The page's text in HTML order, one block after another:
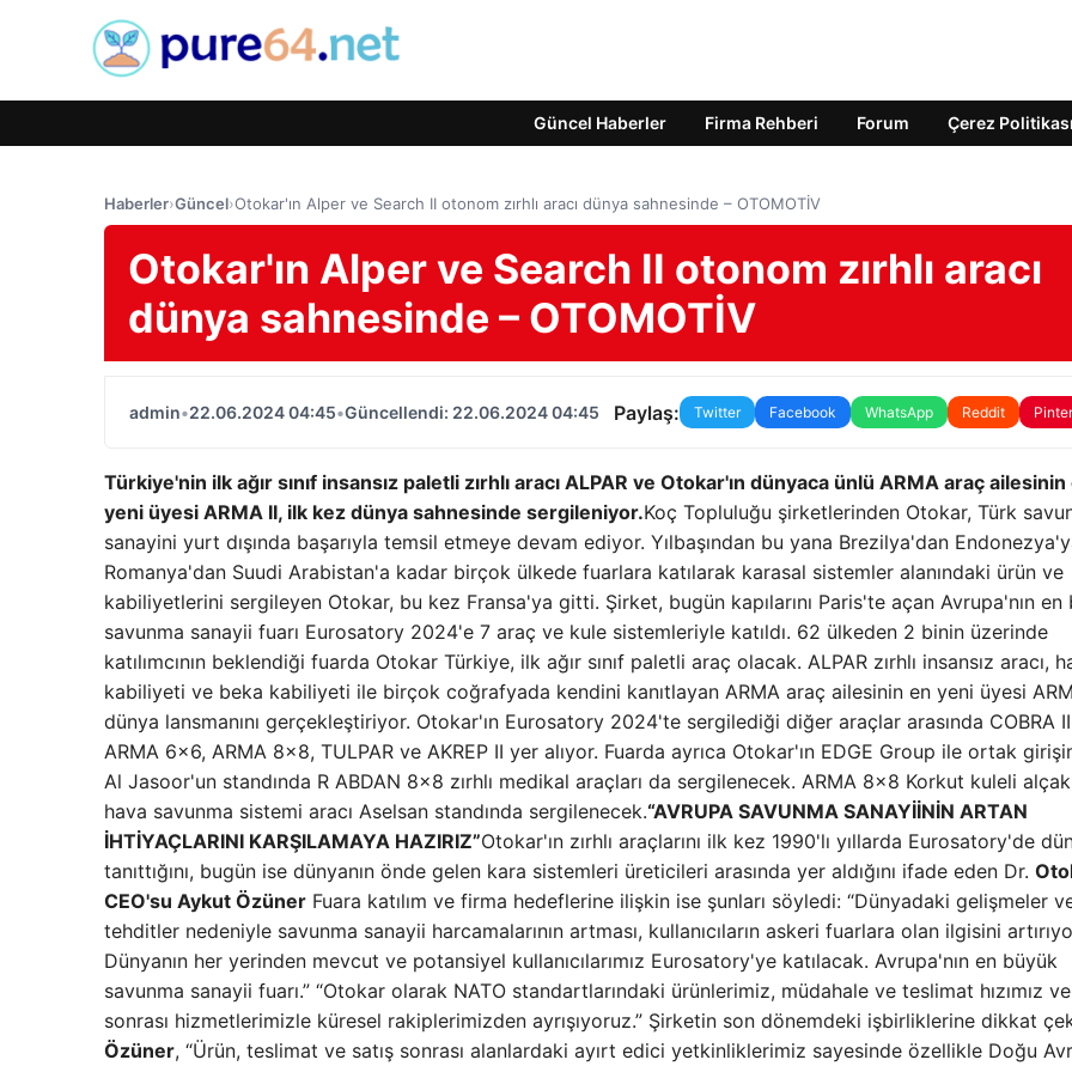
Güncel Haberler Firma Rehberi Forum Çerez Politikası
Haberler›Güncel›Otokar'ın Alper ve Search II otonom zırhlı aracı dünya sahnesinde – OTOMOTİV
Otokar'ın Alper ve Search II otonom zırhlı aracı
dünya sahnesinde – OTOMOTİV
admin•22.06.2024 04:45•Güncellendi: 22.06.2024 04:45 Paylaş: Twitter Facebook WhatsApp Reddit
Türkiye'nin ilk ağır sınıf insansız paletli zırhlı aracı ALPAR ve Otokar'ın dünyaca ünlü ARMA araç ailesinin
yeni üyesi ARMA II, ilk kez dünya sahnesinde sergileniyor.Koç Topluluğu şirketlerinden Otokar, Türk
sanayini yurt dışında başarıyla temsil etmeye devam ediyor. Yılbaşından bu yana Brezilya'dan
Romanya'dan Suudi Arabistan'a kadar birçok ülkede fuarlara katılarak karasal sistemler alanındaki ürün ve
kabiliyetlerini sergileyen Otokar, bu kez Fransa'ya gitti. Şirket, bugün kapılarını Paris'te açan Avrupa'nın en
savunma sanayii fuarı Eurosatory 2024'e 7 araç ve kule sistemleriyle katıldı. 62 ülkeden 2 binin üzerinde
katılımcının beklendiği fuarda Otokar Türkiye, ilk ağır sınıf paletli araç olacak. ALPAR zırhlı insansız aracı,
kabiliyeti ve beka kabiliyeti ile birçok coğrafyada kendini kanıtlayan ARMA araç ailesinin en yeni üyesi
dünya lansmanını gerçekleştiriyor. Otokar'ın Eurosatory 2024'te sergilediği diğer araçlar arasında COBRA
ARMA 6×6, ARMA 8×8, TULPAR ve AKREP II yer alıyor. Fuarda ayrıca Otokar'ın EDGE Group ile ortak
Al Jasoor'un standında R ABDAN 8×8 zırhlı medikal araçları da sergilenecek. ARMA 8×8 Korkut kuleli
hava savunma sistemi aracı Aselsan standında sergilenecek.“AVRUPA SAVUNMA SANAYİİNİN ARTAN
İHTİYAÇLARINI KARŞILAMAYA HAZIRIZ”Otokar'ın zırhlı araçlarını ilk kez 1990'lı yıllarda Eurosatory'de
tanıttığını, bugün ise dünyanın önde gelen kara sistemleri üreticileri arasında yer aldığını ifade eden Dr.
CEO'su Aykut Özüner Fuara katılım ve firma hedeflerine ilişkin ise şunları söyledi: “Dünyadaki gelişmeler
tehditler nedeniyle savunma sanayii harcamalarının artması, kullanıcıların askeri fuarlara olan ilgisini
Dünyanın her yerinden mevcut ve potansiyel kullanıcılarımız Eurosatory'ye katılacak. Avrupa'nın en büyük
savunma sanayii fuarı.” “Otokar olarak NATO standartlarındaki ürünlerimiz, müdahale ve teslimat hızımız ve
sonrası hizmetlerimizle küresel rakiplerimizden ayrışıyoruz.” Şirketin son dönemdeki işbirliklerine dikkat
Özüner, “Ürün, teslimat ve satış sonrası alanlardaki ayırt edici yetkinliklerimiz sayesinde özellikle Doğu